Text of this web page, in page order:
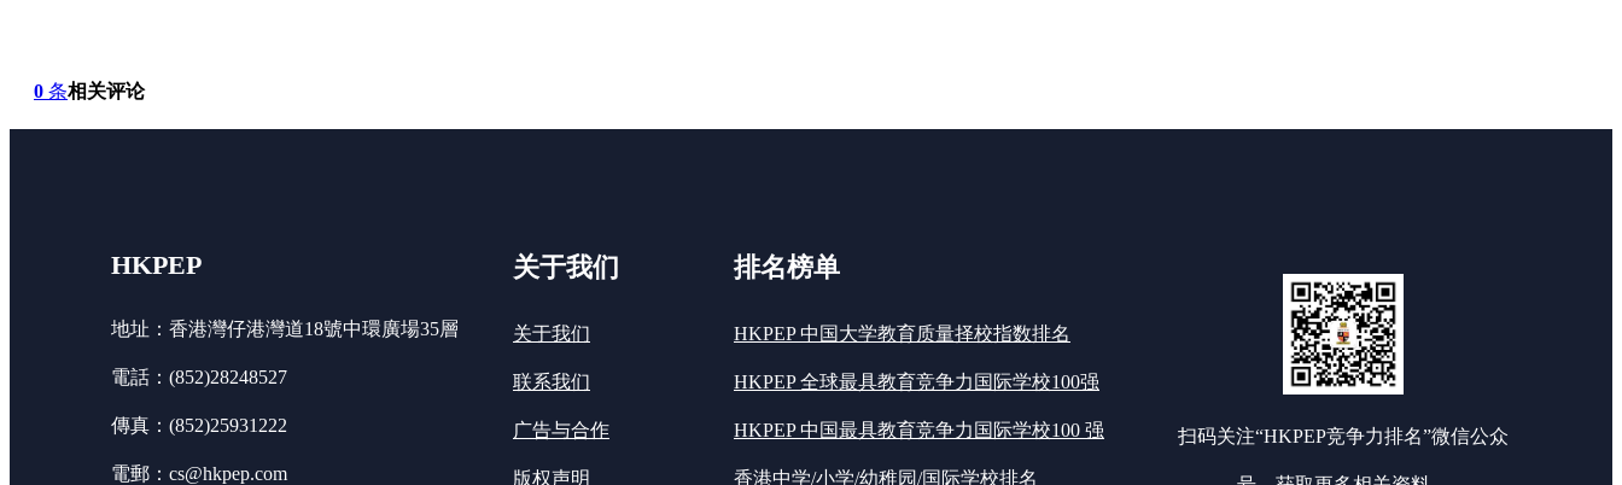
0 条相关评论
HKPEP
地址：香港灣仔港灣道18號中環廣場35層
電話：(852)28248527
傳真：(852)25931222
電郵：cs@hkpep.com
关于我们
关于我们
联系我们
广告与合作
版权声明
排名榜单
HKPEP 中国大学教育质量择校指数排名
HKPEP 全球最具教育竞争力国际学校100强
HKPEP 中国最具教育竞争力国际学校100 强
香港中学/小学/幼稚园/国际学校排名
扫码关注“HKPEP竞争力排名”微信公众